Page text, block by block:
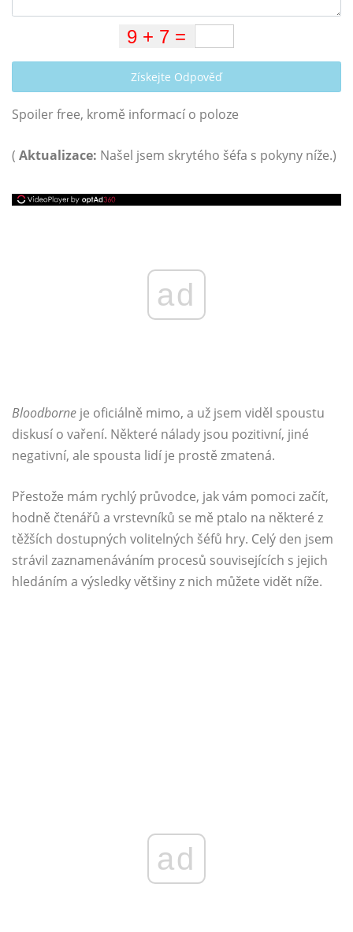
Získejte Odpověď
Spoiler free, kromě informací o poloze
( Aktualizace: Našel jsem skrytého šéfa s pokyny níže.)
ad
Bloodborne je oficiálně mimo, a už jsem viděl spoustu
diskusí o vaření. Některé nálady jsou pozitivní, jiné
negativní, ale spousta lidí je prostě zmatená.
Přestože mám rychlý průvodce, jak vám pomoci začít,
hodně čtenářů a vrstevníků se mě ptalo na některé z
těžších dostupných volitelných šéfů hry. Celý den jsem
strávil zaznamenáváním procesů souvisejících s jejich
hledáním a výsledky většiny z nich můžete vidět níže.
ad